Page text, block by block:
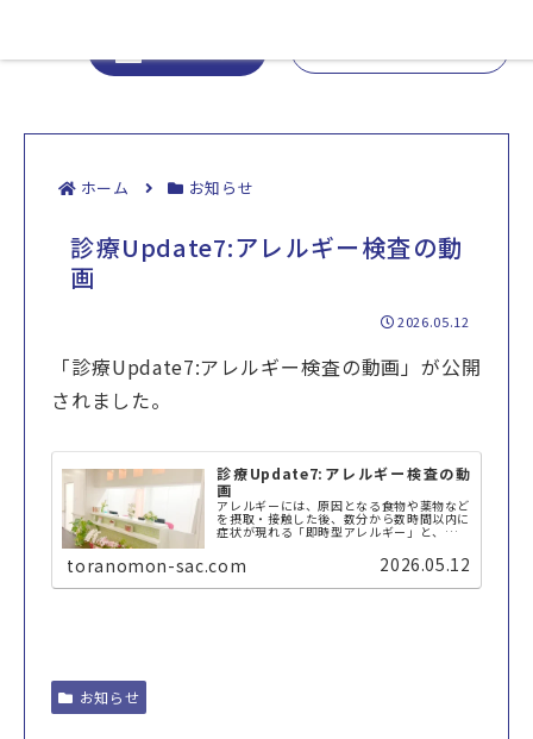
ホーム お知らせ
診療Update7:アレルギー検査の動
画
2026.05.12
「診療Update7:アレルギー検査の動画」が公開
されました。
診療Update7:アレルギー検査の動
画
アレルギーには、原因となる食物や薬物など
を摂取・接触した後、数分から数時間以内に
症状が現れる「即時型アレルギー」と、数時
間から数日後に症状が現れる「遅延型アレル
ギー」があります。アレルギーの原因を調べ
る検査として、即時型アレルギーが疑われ
toranomon-sac.com 2026.05.12
お知らせ